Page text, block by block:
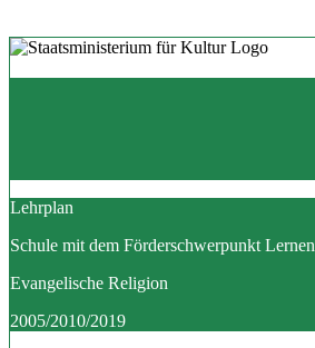
Lehrplan
Schule mit dem Förderschwerpunkt Lernen
Evangelische Religion
2005/2010/2019